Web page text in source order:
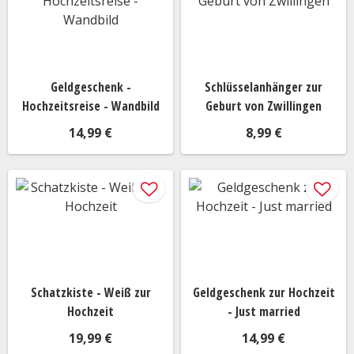
Geldgeschenk -
Hochzeitsreise - Wandbild
14,99 €
Schlüsselanhänger zur
Geburt von Zwillingen
8,99 €
Schatzkiste - Weiß zur
Hochzeit
19,99 €
Geldgeschenk zur Hochzeit
- Just married
14,99 €